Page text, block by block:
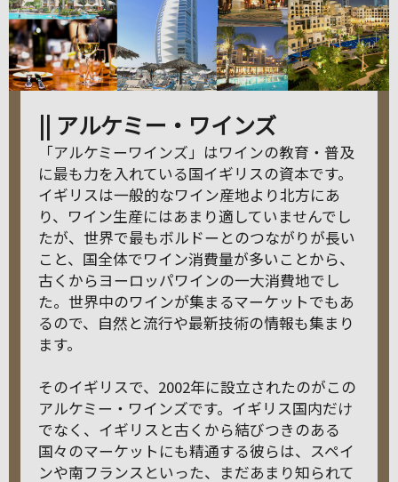
|| アルケミー・ワインズ
「アルケミーワインズ」はワインの教育・普及
に最も力を入れている国イギリスの資本です。
イギリスは一般的なワイン産地より北方にあ
り、ワイン生産にはあまり適していませんでし
たが、世界で最もボルドーとのつながりが長い
こと、国全体でワイン消費量が多いことから、
古くからヨーロッパワインの一大消費地でし
た。世界中のワインが集まるマーケットでもあ
るので、自然と流行や最新技術の情報も集まり
ます。
そのイギリスで、2002年に設立されたのがこの
アルケミー・ワインズです。イギリス国内だけ
でなく、イギリスと古くから結びつきのある
国々のマーケットにも精通する彼らは、スペイ
ンや南フランスといった、まだあまり知られて